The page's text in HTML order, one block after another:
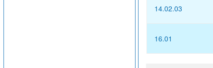
14.02.03
16.01